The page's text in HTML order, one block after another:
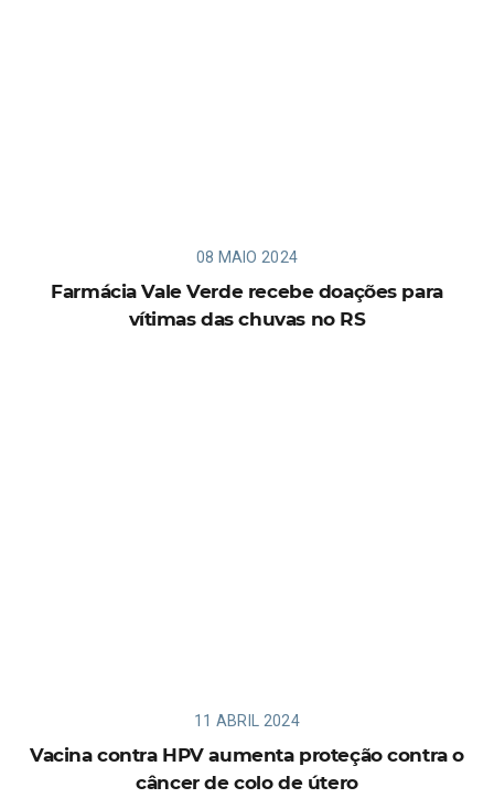
08 MAIO 2024
Farmácia Vale Verde recebe doações para
vítimas das chuvas no RS
11 ABRIL 2024
Vacina contra HPV aumenta proteção contra o
câncer de colo de útero